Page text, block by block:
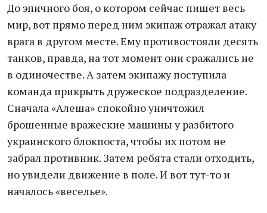
До эпичного боя, о котором сейчас пишет весь
мир, вот прямо перед ним экипаж отражал атаку
врага в другом месте. Ему противостояли десять
танков, правда, на тот момент они сражались не
в одиночестве. А затем экипажу поступила
команда прикрыть дружеское подразделение.
Сначала «Алеша» спокойно уничтожил
брошенные вражеские машины у разбитого
украинского блокпоста, чтобы их потом не
забрал противник. Затем ребята стали отходить,
но увидели движение в поле. И вот тут-то и
началось «веселье».